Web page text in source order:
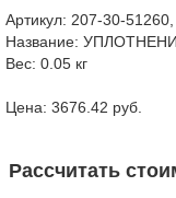
Артикул: 207-30-
Название:
Вес: 0.05 кг
Цена: 3676.42 руб.
Рассчитать